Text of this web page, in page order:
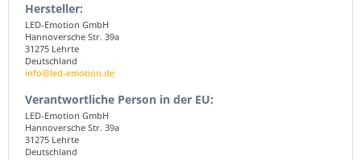
Hersteller:
LED-Emotion GmbH
Hannoversche Str. 39a
31275 Lehrte
Deutschland
info@led-emotion.de
Verantwortliche Person in der EU:
LED-Emotion GmbH
Hannoversche Str. 39a
31275 Lehrte
Deutschland